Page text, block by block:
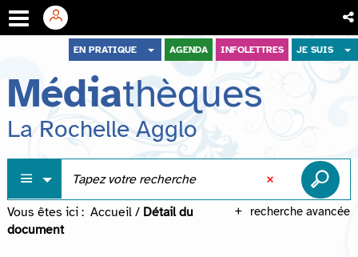
menu
contenu
recherche
EN PRATIQUE AGENDA INFOLETTRES JE SUIS
Médiathèques
La Rochelle Agglo
recherche avancée
Vous êtes ici : Accueil / Détail du
document